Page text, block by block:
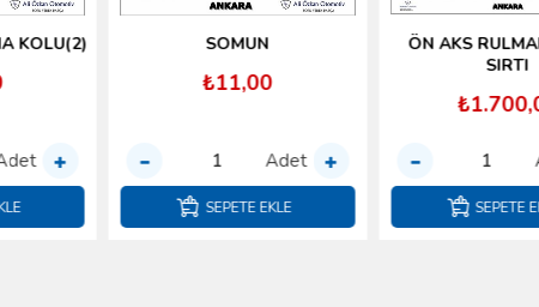
SOMUN
Adet
ÖN AKS RULMANI BALIK
Adet